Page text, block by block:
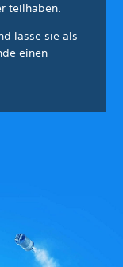
teilhaben.
lasse sie als
einen